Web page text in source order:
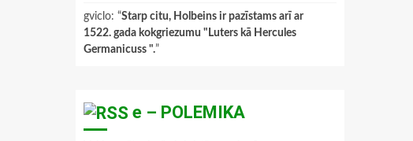
gviclo: “Starp citu, Holbeins ir pazīstams arī ar
1522. gada kokgriezumu "Luters kā Hercules
Germanicuss ".”
e – POLEMIKA